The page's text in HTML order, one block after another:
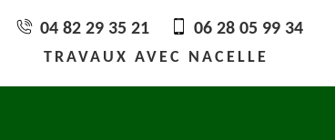
04 82 29 35 21 06 28 05 99 34
TRAVAUX AVEC NACELLE